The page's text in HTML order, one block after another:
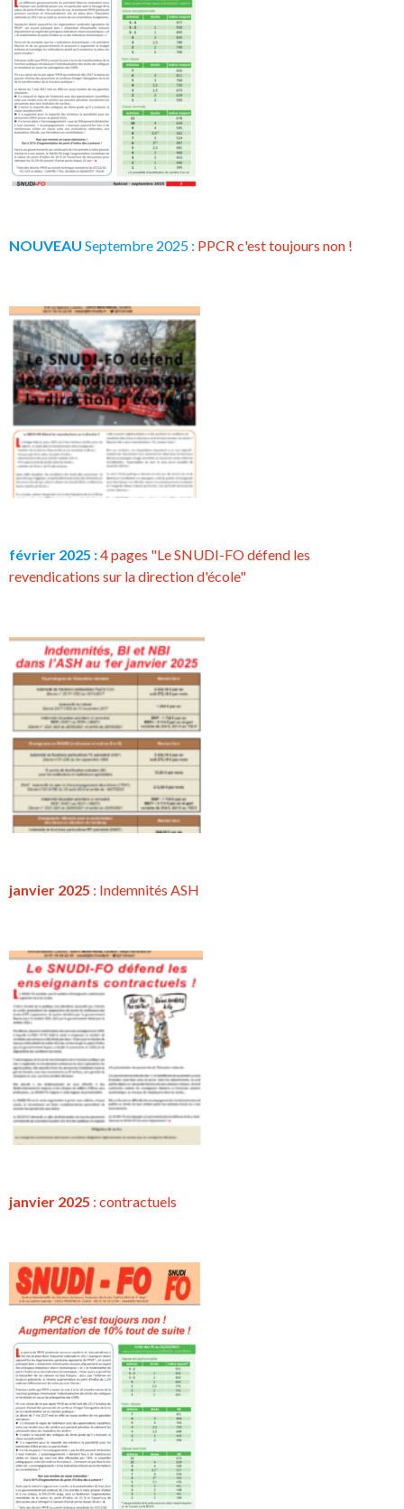
NOUVEAU Septembre 2025 : PPCR c'est toujours non !
février 2025 :4 pages "Le SNUDI-FO défend les
revendications sur la direction d'école"
janvier 2025 : Indemnités ASH
janvier 2025 : contractuels